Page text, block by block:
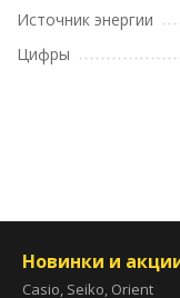
Источник энергии
Цифры
Новинки и
Casio, Seiko, Orient